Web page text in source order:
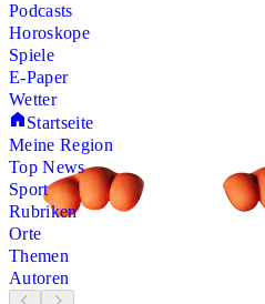
Podcasts
Horoskope
Spiele
E-Paper
Wetter
Startseite
Meine Region
Top News
Sport
Rubriken
Orte
Themen
Autoren